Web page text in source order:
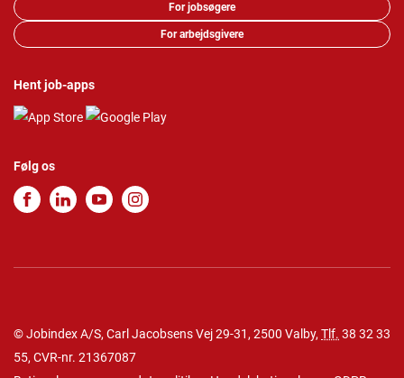
For jobsøgere
For arbejdsgivere
Hent job-apps
Følg os
© Jobindex A/S, Carl Jacobsens Vej 29-31, 2500 Valby, Tlf. 38 32 33
55, CVR-nr. 21367087